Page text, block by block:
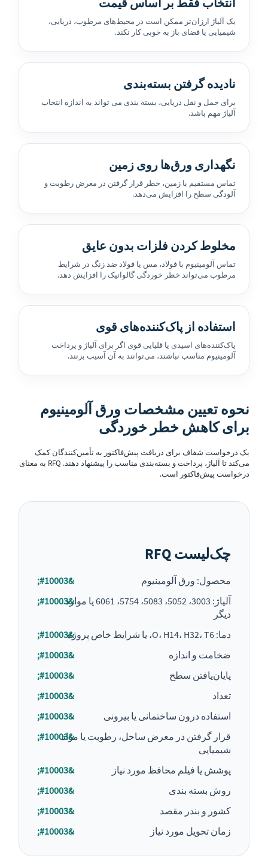
یک آلیاژ ارزان‌تر ممکن است در محیط‌های مرطوب، دریایی،
شیمیایی یا فضای باز به خوبی کار نکند.
نادیده گرفتن بسته‌بندی
برای حمل و نقل دریایی، بسته بندی می تواند به اندازه انتخاب
آلیاژ مهم باشد.
نگهداری ورق‌ها روی زمین
تماس مستقیم با زمین، خطر قرار گرفتن در معرض رطوبت و
آلودگی سطح را افزایش می‌دهد.
مخلوط کردن فلزات بدون عایق
تماس آلومینیوم با فولاد، مس یا فولاد ضد زنگ در شرایط
مرطوب می‌تواند خطر خوردگی گالوانیک را افزایش دهد.
استفاده از پاک‌کننده‌های قوی
پاک‌کننده‌های اسیدی یا قلیایی قوی اگر برای آلیاژ و پرداخت
آلومینیوم مناسب نباشند، می‌توانند به آن آسیب بزنند.
نحوه تعیین مشخصات ورق آلومینیوم
برای کاهش خطر خوردگی
یک درخواست شفاف برای دریافت پیش‌فاکتور به تأمین‌کنندگان کمک
می‌کند تا آلیاژ، پرداخت و بسته‌بندی مناسب را پیشنهاد دهند. RFQ به معنای
درخواست پیش‌فاکتور است.
چک‌لیست RFQ
محصول: ورق آلومینیوم
آلیاژ: 3003، 5052، 5083، 5754، 6061 یا موارد
دیگر
دما: O، H14، H32، T6، یا شرایط خاص پروژه
ضخامت و اندازه
پایان‌یافتن سطح
تعداد
استفاده درون ساختمانی یا بیرونی
قرار گرفتن در معرض ساحل، رطوبت یا مواد
شیمیایی
پوشش یا فیلم محافظ مورد نیاز
روش بسته بندی
کشور و بندر مقصد
زمان تحویل مورد نیاز